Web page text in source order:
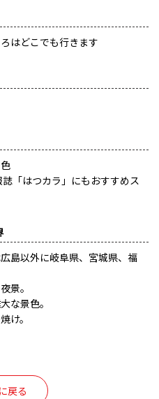
はどこでも行きます
「はつカラ」にもおすすめス
島以外に岐阜県、宮城県、福
景。
な景色。
け。
戻る